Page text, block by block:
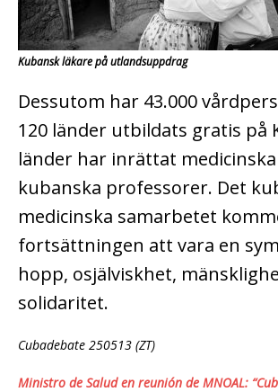
Kubansk läkare på utlandsuppdrag
Dessutom har 43.000
120 länder utbildats gratis på
länder har inrättat
kubanska professorer. Det
medicinska samarbetet
fortsättningen att vara en
hopp, osjälviskhet,
solidaritet.
Cubadebate 250513 (ZT)
Ministro de Salud en reunión de MNOAL: